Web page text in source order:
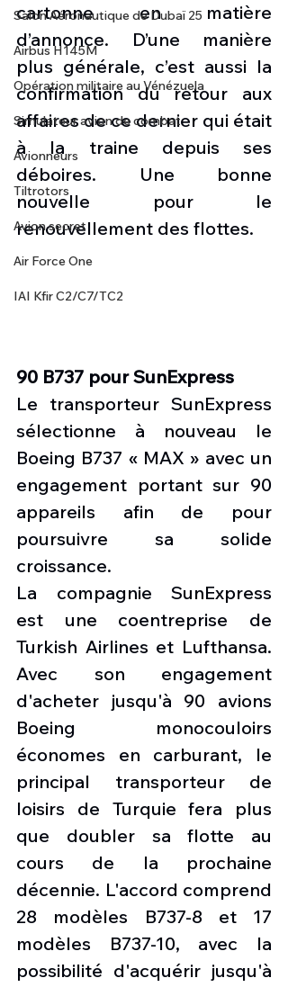
Salon Aéronautique de Dubaï 25
Airbus H145M
Opération militaire au Vénézuela
Simulateur avion de combat
Avionneurs
Tiltrotors
Avion secret
Air Force One
IAI Kfir C2/C7/TC2
cartonne en matière
d’annonce. D’une manière
plus générale, c’est aussi la
confirmation du retour aux
affaires de ce dernier qui était
à la traine depuis ses
déboires. Une bonne
nouvelle pour le
renouvellement des flottes.
90 B737 pour SunExpress
Le transporteur SunExpress
sélectionne à nouveau le
Boeing B737 « MAX » avec un
engagement portant sur 90
appareils afin de pour
poursuivre sa solide
croissance.
La compagnie SunExpress
est une coentreprise de
Turkish Airlines et Lufthansa.
Avec son engagement
d'acheter jusqu'à 90 avions
Boeing monocouloirs
économes en carburant, le
principal transporteur de
loisirs de Turquie fera plus
que doubler sa flotte au
cours de la prochaine
décennie. L'accord comprend
28 modèles B737-8 et 17
modèles B737-10, avec la
possibilité d'acquérir jusqu'à